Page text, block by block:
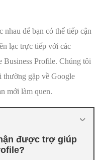
nhau để bạn có thể tiếp cận
lạc trực tiếp với các
Business Profile. Chúng tôi
thường gặp về Google
mới làm quen.
được trợ giúp